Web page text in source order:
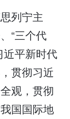
列宁主
“三个代
近平新时代
贯彻习近
观，贯彻
国国际地